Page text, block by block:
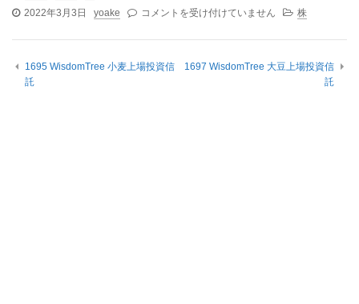
2022年3月3日
yoake
1696
ト
モ
コメントを受け付けていません 株
1695 WisdomTree 小麦上場投資信
託
1697 WisdomTree 大豆上場投資信
託